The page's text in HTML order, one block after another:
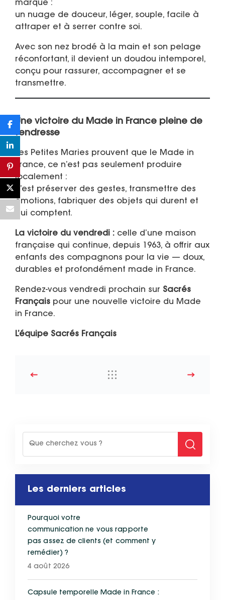
marque :
un nuage de douceur, léger, souple, facile à
attraper et à serrer contre soi.
Avec son nez brodé à la main et son pelage
réconfortant, il devient un doudou intemporel,
conçu pour rassurer, accompagner et se
transmettre.
Une victoire du Made in France pleine de
tendresse
Les Petites Maries prouvent que le Made in
France, ce n’est pas seulement produire
localement :
c’est préserver des gestes, transmettre des
émotions, fabriquer des objets qui durent et
qui comptent.
La victoire du vendredi : celle d’une maison
française qui continue, depuis 1963, à offrir aux
enfants des compagnons pour la vie — doux,
durables et profondément made in France.
Rendez-vous vendredi prochain sur Sacrés
Français pour une nouvelle victoire du Made
in France.
L’équipe Sacrés Français
Les derniers articles
Pourquoi votre
communication ne vous rapporte
pas assez de clients (et comment y
remédier) ?
4 août 2026
Capsule temporelle Made in France :